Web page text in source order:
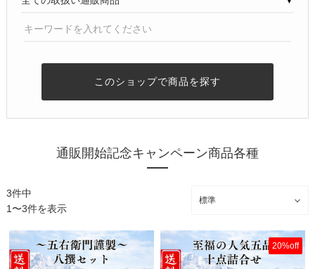
このショップで商品を探す
通販開始記念キャンペーン商品各種
3件中
1〜3件を表示
20%off